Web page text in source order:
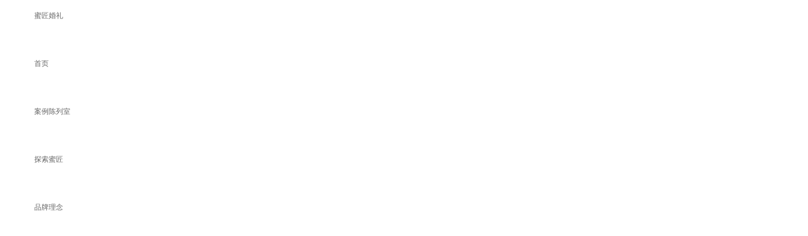
蜜匠婚礼
首页
案例陈列室
探索蜜匠
品牌理念